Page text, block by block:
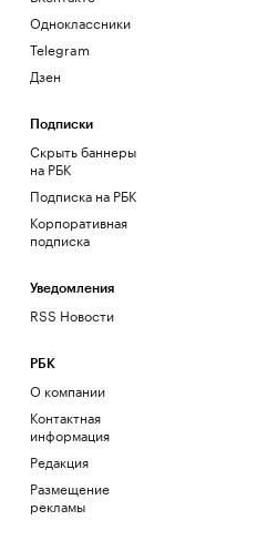
Одноклассники
Telegram
Дзен
Подписки
Скрыть баннеры
на РБК
Подписка на РБК
Корпоративная
подписка
Уведомления
RSS Новости
РБК
О компании
Контактная
информация
Редакция
Размещение
рекламы